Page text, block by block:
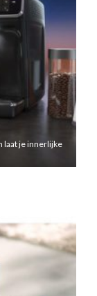
laat je innerlijke